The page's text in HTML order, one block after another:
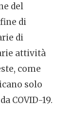
del
di
di
attività
come
solo
COVID-19.